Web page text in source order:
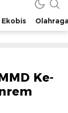
Ekobis
Ke-